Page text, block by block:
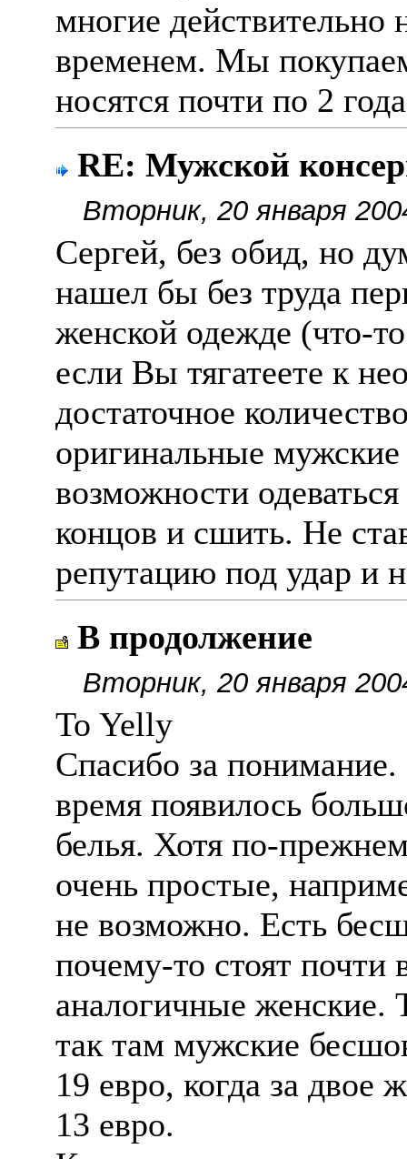
многие действительно
временем. Мы
носятся почти по 2
RE: Мужской
Вторник, 20 января
Сергей, без обид, но
нашел бы без труда
женской одежде (что-
если Вы тягатеете к
достаточное
оригинальные
возможности
концов и сшить. Не
репутацию под удар и
В продолжение
Вторник, 20 января
To Yelly
Спасибо за понимание.
время появилось
белья. Хотя по-
очень простые,
не возможно. Есть
почему-то стоят почти
аналогичные женские.
так там мужские
19 евро, когда за двое
13 евро.